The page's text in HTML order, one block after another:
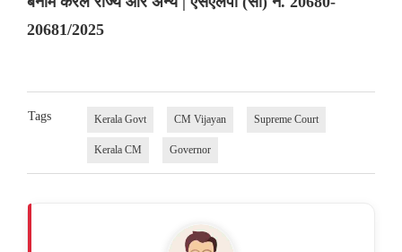
20681/2025
Tags Kerala Govt CM Vijayan Supreme Court
Kerala CM Governor